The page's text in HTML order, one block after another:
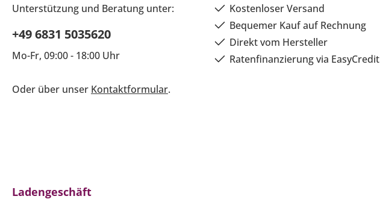
Unterstützung und Beratung unter:
+49 6831 5035620
Mo-Fr, 09:00 - 18:00 Uhr
Oder über unser Kontaktformular.
Kostenloser Versand
Bequemer Kauf auf Rechnung
Direkt vom Hersteller
Ratenfinanzierung via EasyCredit
Ladengeschäft